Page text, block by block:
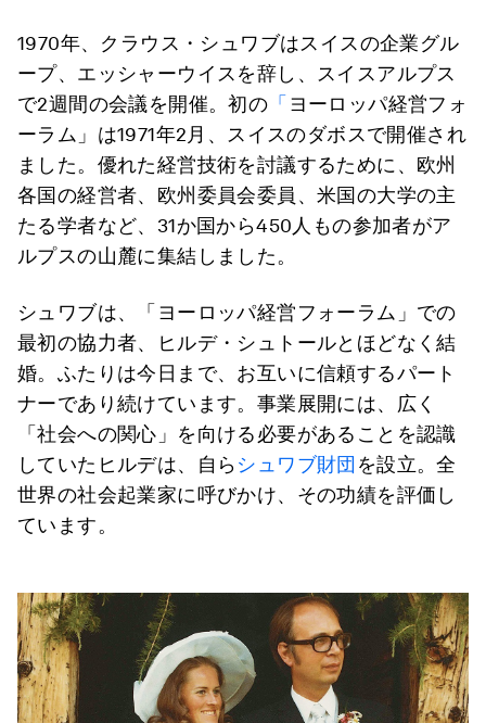
1970年、クラウス・シュワブはスイスの企業グル
ープ、エッシャーウイスを辞し、スイスアルプス
で2週間の会議を開催。初の 「 ヨーロッパ経営フォ
ーラム」は1971年2月、スイスのダボスで開催され
ました。優れた経営技術を討議するために、欧州
各国の経営者、欧州委員会委員、米国の大学の主
たる学者など、31か国から450人もの参加者がア
ルプスの山麓に集結しました。
シュワブは、「ヨーロッパ経営フォーラム」での
最初の協力者、ヒルデ・シュトールとほどなく結
婚。ふたりは今日まで、お互いに信頼するパート
ナーであり続けています。事業展開には、広く
「社会への関心」を向ける必要があることを認識
していたヒルデは、自らシュワブ財団 を設立。全
世界の社会起業家に呼びかけ、その功績を評価し
ています。